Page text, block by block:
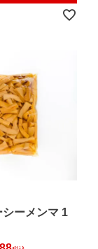
ーメンマ 1